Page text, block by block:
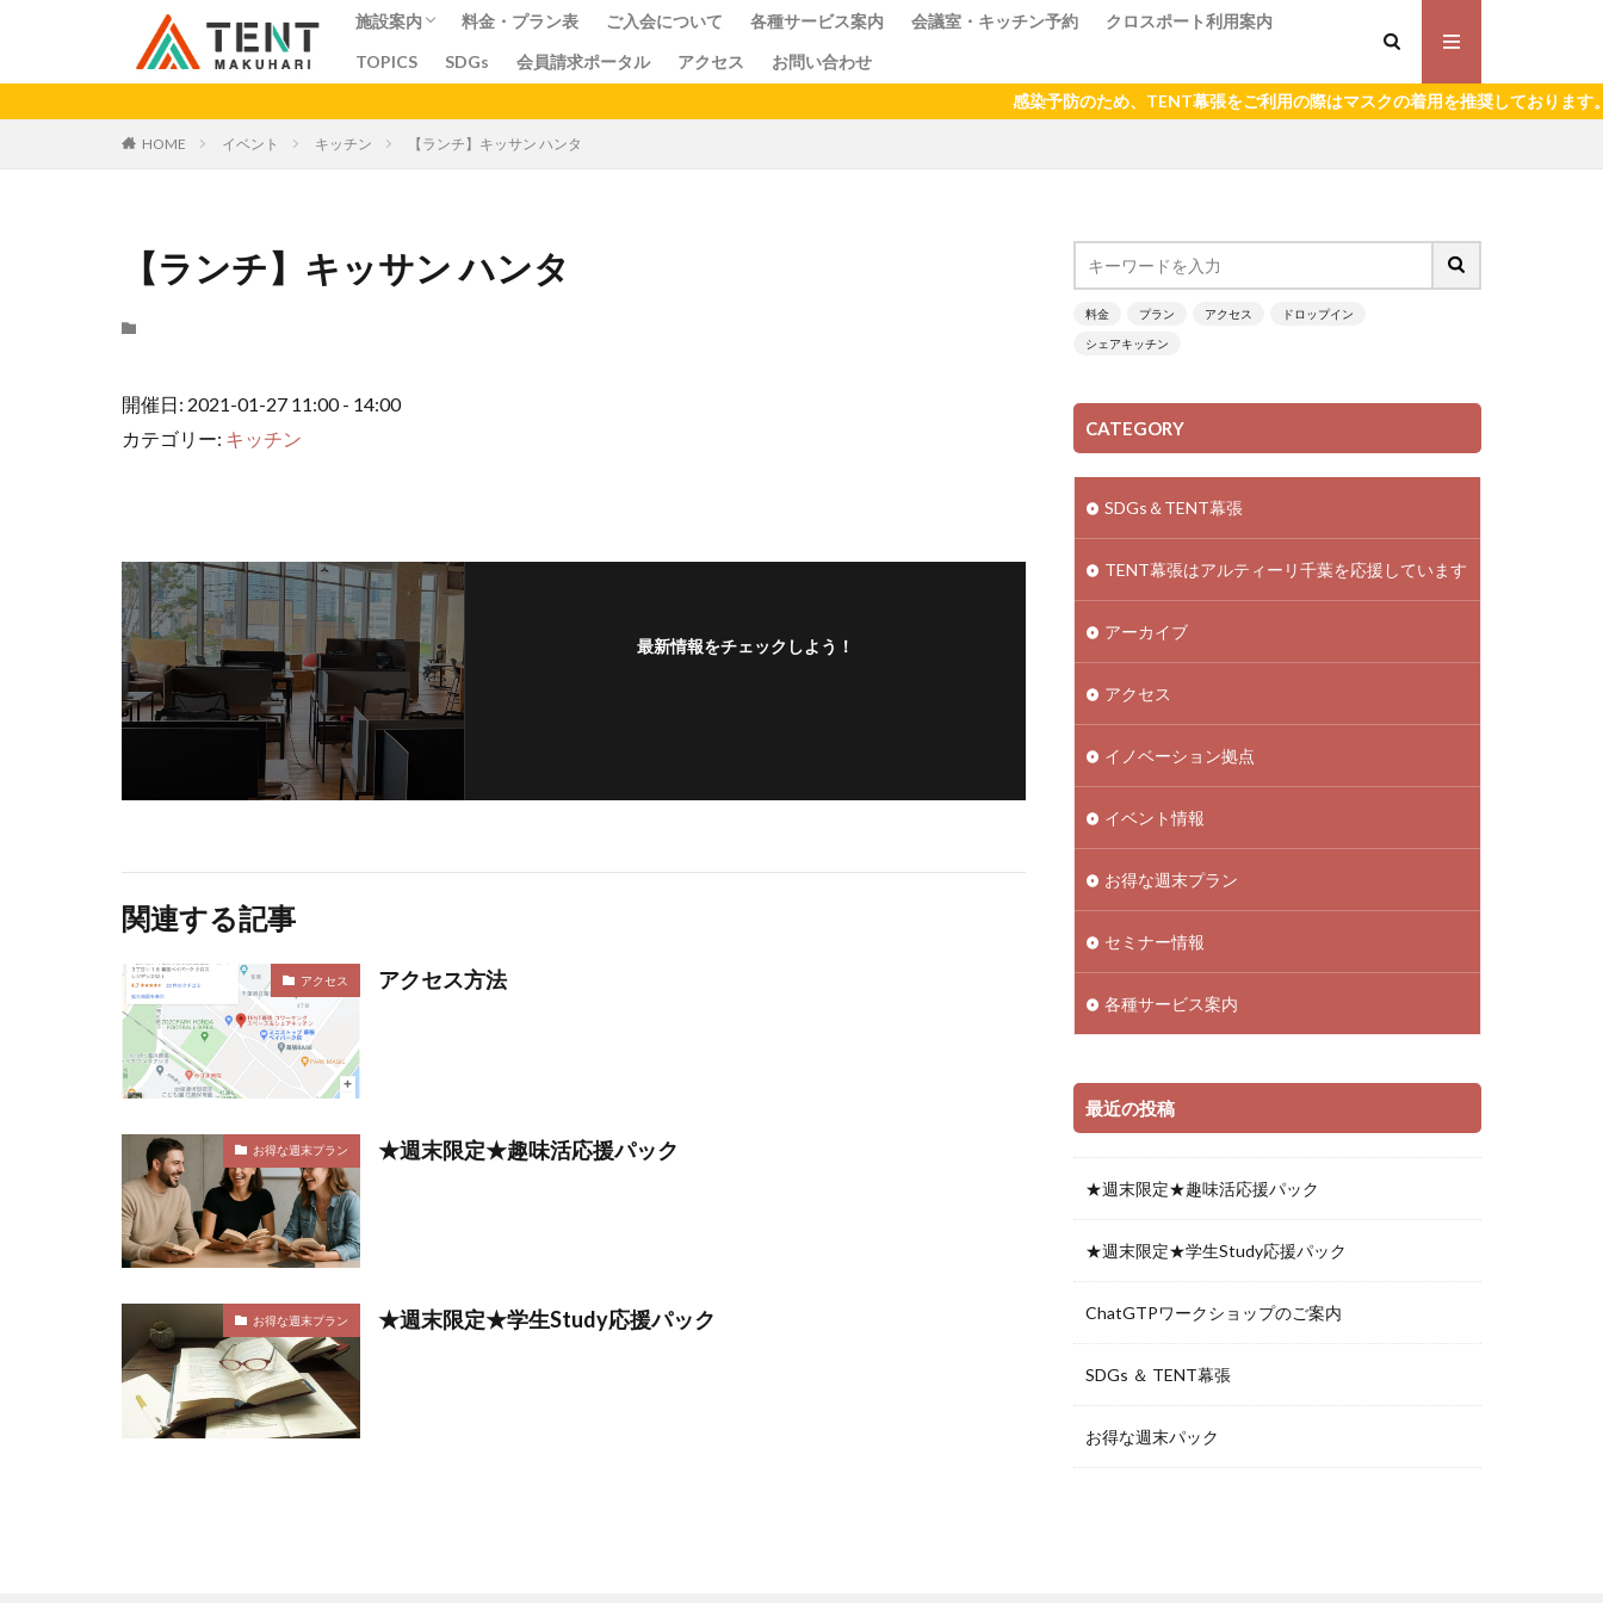
施設案内
コワーキングスペース
シェアオフィス
シェアキッチン
会議室
料金・プラン表 ご入会について 各種サービス案内 会議室・キッチン予約
クロスポート利用案内
TOPICS
SDGs 会員請求ポータル アクセス
お問い合わせ
感染予防のため、TENT幕張をご利用の際はマスクの着用を推奨しております。
HOME イベント キッチン 【ランチ】キッサン ハンタ
【ランチ】キッサン ハンタ
開催日: 2021-01-27 11:00 - 14:00
カテゴリー: キッチン
最新情報をチェックしよう！
関連する記事
アクセス アクセス方法
お得な週末プラン ★週末限定★趣味活応援パック
お得な週末プラン ★週末限定★学生Study応援パック
料金 プラン アクセス ドロップイン
シェアキッチン
CATEGORY
SDGs＆TENT幕張
TENT幕張はアルティーリ千葉を応援しています
アーカイブ
アクセス
イノベーション拠点
イベント情報
お得な週末プラン
セミナー情報
各種サービス案内
最近の投稿
★週末限定★趣味活応援パック
★週末限定★学生Study応援パック
ChatGTPワークショップのご案内
SDGs ＆ TENT幕張
お得な週末パック
カテゴリー